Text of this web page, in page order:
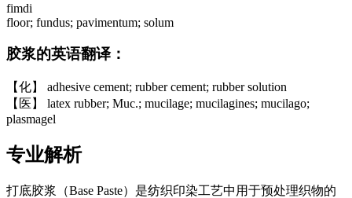
fimdi
floor; fundus; pavimentum; solum
胶浆的英语翻译：
【化】 adhesive cement; rubber cement; rubber solution
【医】 latex rubber; Muc.; mucilage; mucilagines; mucilago;
plasmagel
专业解析
打底胶浆（Base Paste）是纺织印染工艺中用于预处理织物的